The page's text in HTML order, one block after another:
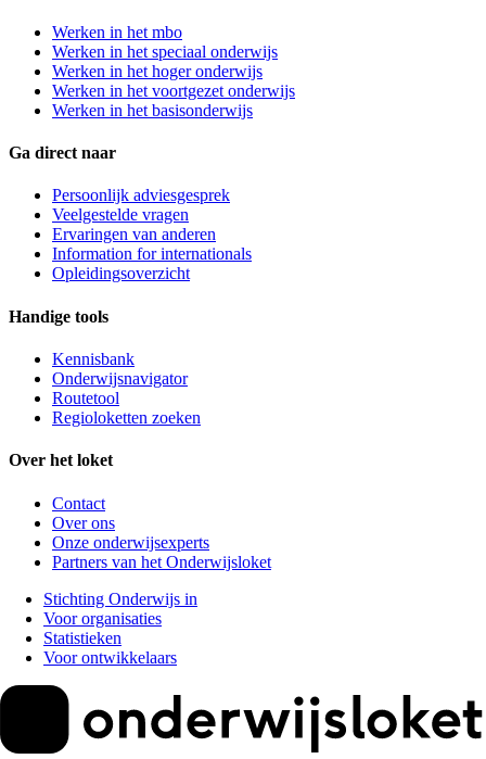
Werken in het mbo
Werken in het speciaal onderwijs
Werken in het hoger onderwijs
Werken in het voortgezet onderwijs
Werken in het basisonderwijs
Ga direct naar
Persoonlijk adviesgesprek
Veelgestelde vragen
Ervaringen van anderen
Information for internationals
Opleidingsoverzicht
Handige tools
Kennisbank
Onderwijsnavigator
Routetool
Regioloketten zoeken
Over het loket
Contact
Over ons
Onze onderwijsexperts
Partners van het Onderwijsloket
Stichting Onderwijs in
Voor organisaties
Statistieken
Voor ontwikkelaars